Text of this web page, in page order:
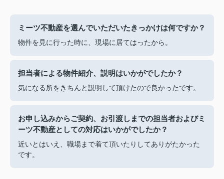
ミーツ不動産を選んでいただいたきっかけは何ですか？
物件を見に行った時に、現場に居てはったから。
担当者による物件紹介、説明はいかがでしたか？
気になる所をきちんと説明して頂けたので良かったです。
お申し込みからご契約、お引渡しまでの担当者およびミ
ーツ不動産としての対応はいかがでしたか？
近いとはいえ、職場まで着て頂いたりしてありがたかった
です。